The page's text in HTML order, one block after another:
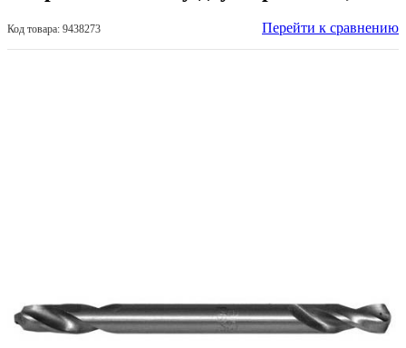
Код товара: 9438273 Перейти к сравнению